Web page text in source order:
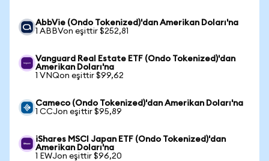
AbbVie (Ondo Tokenized)'dan Amerikan Doları'na
1 ABBVon eşittir $252,81
Vanguard Real Estate ETF (Ondo Tokenized)'dan
Amerikan Doları'na
1 VNQon eşittir $99,62
Cameco (Ondo Tokenized)'dan Amerikan Doları'na
1 CCJon eşittir $95,89
iShares MSCI Japan ETF (Ondo Tokenized)'dan
Amerikan Doları'na
1 EWJon eşittir $96,20